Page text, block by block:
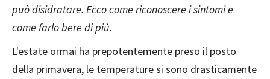
può disidratare. Ecco come riconoscere i sintomi e
come farlo bere di più.
L'estate ormai ha prepotentemente preso il posto
della primavera, le temperature si sono drasticamente